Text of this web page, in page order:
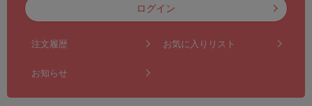
ログイン
注文履歴 お気に入りリスト
お知らせ